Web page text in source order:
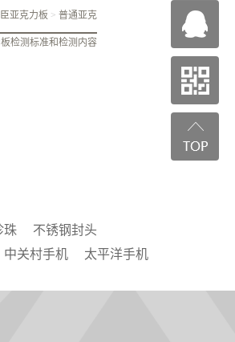
亚克力板 > 普通亚克
检测标准和检测内容
珠
不锈钢封头
中关村手机
太平洋手机